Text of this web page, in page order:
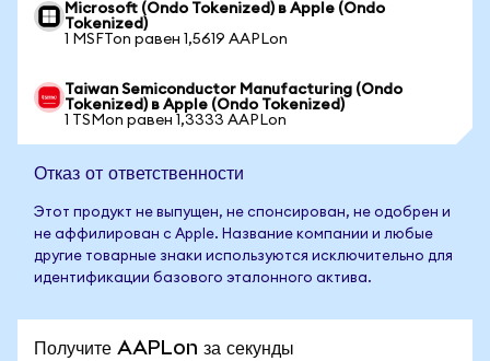
Microsoft (Ondo Tokenized) в Apple (Ondo
Tokenized)
1 MSFTon равен 1,5619 AAPLon
Taiwan Semiconductor Manufacturing (Ondo
Tokenized) в Apple (Ondo Tokenized)
1 TSMon равен 1,3333 AAPLon
Отказ от ответственности
Этот продукт не выпущен, не спонсирован, не одобрен и
не аффилирован с Apple. Название компании и любые
другие товарные знаки используются исключительно для
идентификации базового эталонного актива.
Получите AAPLon за секунды